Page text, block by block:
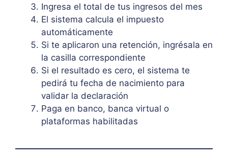
Ingresa el total de tus ingresos del mes
El sistema calcula el impuesto
automáticamente
Si te aplicaron una retención, ingrésala en
la casilla correspondiente
Si el resultado es cero, el sistema te
pedirá tu fecha de nacimiento para
validar la declaración
Paga en banco, banca virtual o
plataformas habilitadas